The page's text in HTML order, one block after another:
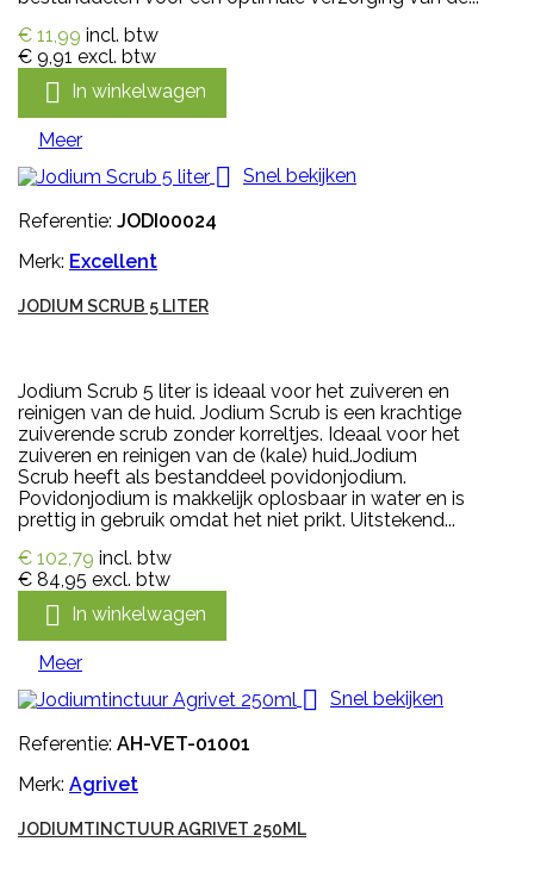
€ 11,99 incl. btw
€ 9,91 excl. btw
 In winkelwagen
Meer
 Snel bekijken
Referentie: JODI00024
Merk: Excellent
JODIUM SCRUB 5 LITER
Jodium Scrub 5 liter is ideaal voor het zuiveren en
reinigen van de huid. Jodium Scrub is een krachtige
zuiverende scrub zonder korreltjes. Ideaal voor het
zuiveren en reinigen van de (kale) huid.Jodium
Scrub heeft als bestanddeel povidonjodium.
Povidonjodium is makkelijk oplosbaar in water en is
prettig in gebruik omdat het niet prikt. Uitstekend...
€ 102,79 incl. btw
€ 84,95 excl. btw
 In winkelwagen
Meer
 Snel bekijken
Referentie: AH-VET-01001
Merk: Agrivet
JODIUMTINCTUUR AGRIVET 250ML